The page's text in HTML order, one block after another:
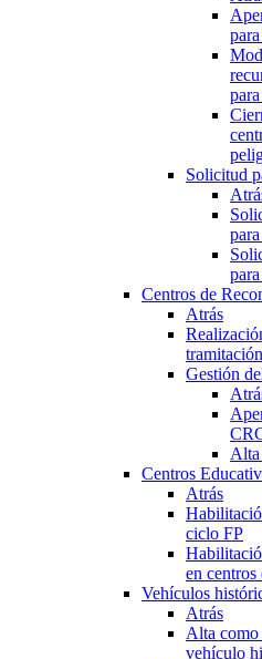
Solicitud
Centros de
Atrás
Gestión
Alta
Centros
Atrás
ciclo FP
en centros
Vehículos
Atrás
Alta como
vehículo